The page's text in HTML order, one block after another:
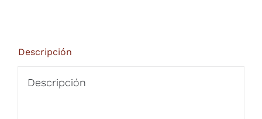
Descripción
Descripción